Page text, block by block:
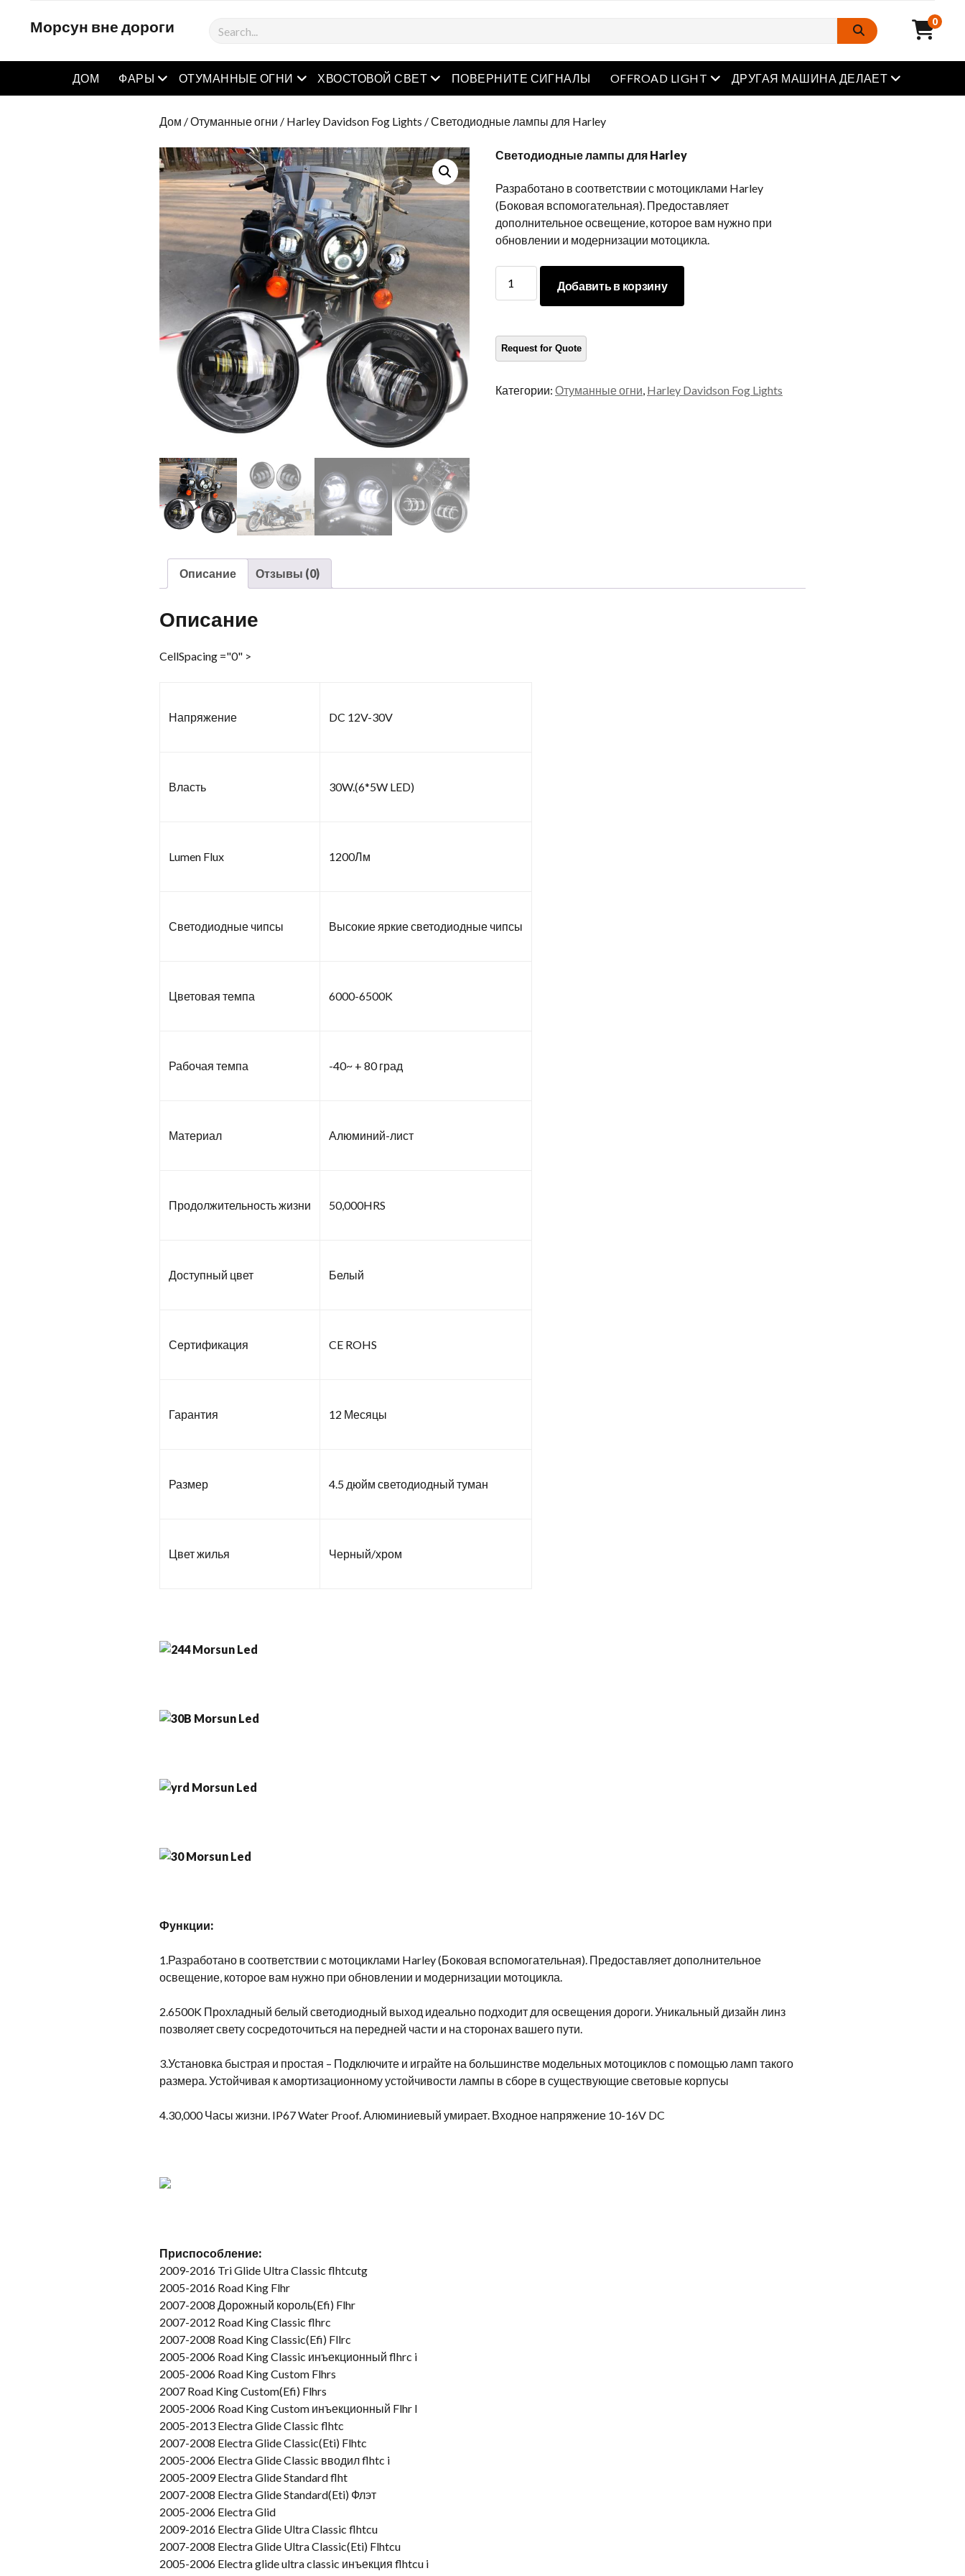
Морсун вне дороги Поиск 0
ДОМ ФАРЫ Открытое меню
ОТУМАННЫЕ ОГНИ Открытое меню
ХВОСТОВОЙ СВЕТ Открытое меню
ПОВЕРНИТЕ СИГНАЛЫ OFFROAD LIGHT Открытое меню
ДРУГАЯ МАШИНА ДЕЛАЕТ Открытое
Дом /Отуманные огни / Harley Davidson Fog Lights / Светодиодные лампы для Harley
Светодиодные лампы для Harley
Разработано в соответствии с мотоциклами Harley
(Боковая вспомогательная). Предоставляет
дополнительное освещение, которое вам нужно при
обновлении и модернизации мотоцикла.
лампы
количество
Добавить в корзину
Категории: Отуманные огни, Harley Davidson Fog Lights
Описание Отзывы (0)
Описание
CellSpacing ="0" >
Напряжение DC 12V-30V
Власть 30W.(6*5W LED)
Lumen Flux 1200Лм
Светодиодные чипсы Высокие яркие светодиодные чипсы
Цветовая темпа 6000-6500K
Рабочая темпа -40~ + 80 град
Материал Алюминий-лист
Продолжительность жизни 50,000HRS
Доступный цвет Белый
Сертификация CE ROHS
Гарантия 12 Месяцы
Размер 4.5 дюйм светодиодный туман
Цвет жилья Черный/хром
Функции:
1.Разработано в соответствии с мотоциклами Harley (Боковая вспомогательная). Предоставляет дополнительное
освещение, которое вам нужно при обновлении и модернизации мотоцикла.
2.6500K Прохладный белый светодиодный выход идеально подходит для освещения дороги. Уникальный дизайн линз
позволяет свету сосредоточиться на передней части и на сторонах вашего пути.
3.Установка быстрая и простая – Подключите и играйте на большинстве модельных мотоциклов с помощью ламп такого
размера. Устойчивая к амортизационному устойчивости лампы в сборе в существующие световые корпусы
4.30,000 Часы жизни. IP67 Water Proof. Алюминиевый умирает. Входное напряжение 10-16V DC
Приспособление:
2009-2016 Tri Glide Ultra Classic flhtcutg
2005-2016 Road King Flhr
2007-2008 Дорожный король(Efi) Flhr
2007-2012 Road King Classic flhrc
2007-2008 Road King Classic(Efi) Fllrc
2005-2006 Road King Classic инъекционный flhrc i
2005-2006 Road King Custom Flhrs
2007 Road King Custom(Efi) Flhrs
2005-2006 Road King Custom инъекционный Flhr I
2005-2013 Electra Glide Classic flhtc
2007-2008 Electra Glide Classic(Eti) Flhtc
2005-2006 Electra Glide Classic вводил flhtc i
2005-2009 Electra Glide Standard flht
2007-2008 Electra Glide Standard(Eti) Флэт
2005-2006 Electra Glid
2009-2016 Electra Glide Ultra Classic flhtcu
2007-2008 Electra Glide Ultra Classic(Eti) Flhtcu
2005-2006 Electra glide ultra classic инъекция flhtcu i